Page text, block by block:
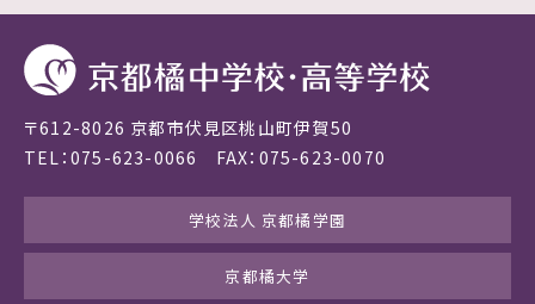
〒612-8026 京都市伏見区桃山町伊賀50
TEL：075-623-0066 FAX：075-623-0070
学校法人 京都橘学園
京都橘大学